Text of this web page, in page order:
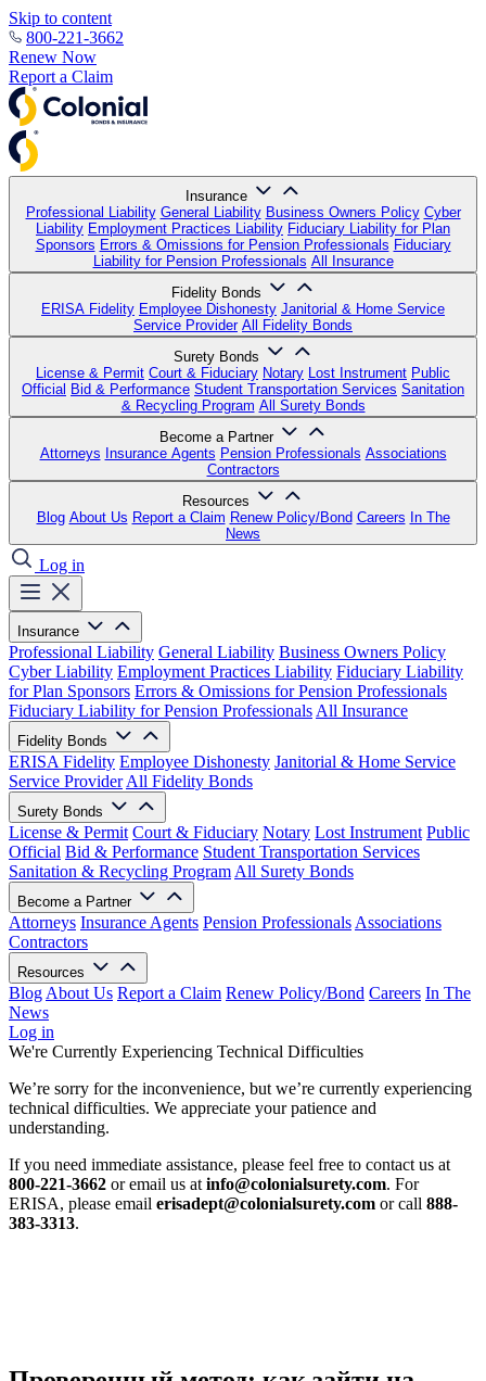
Skip to content
800-221-3662
Renew Now
Report a Claim
Insurance
Professional Liability General Liability Business Owners Policy Cyber
Liability Employment Practices Liability Fiduciary Liability for Plan
Sponsors Errors & Omissions for Pension Professionals Fiduciary
Liability for Pension Professionals All Insurance
Fidelity Bonds
ERISA Fidelity Employee Dishonesty Janitorial & Home Service
Service Provider All Fidelity Bonds
Surety Bonds
License & Permit Court & Fiduciary Notary Lost Instrument Public
Official Bid & Performance Student Transportation Services Sanitation
& Recycling Program All Surety Bonds
Become a Partner
Attorneys Insurance Agents Pension Professionals Associations
Contractors
Resources
Blog About Us Report a Claim Renew Policy/Bond Careers In The
News
Log in
Insurance
Professional Liability General Liability Business Owners Policy
Cyber Liability Employment Practices Liability Fiduciary Liability
for Plan Sponsors Errors & Omissions for Pension Professionals
Fiduciary Liability for Pension Professionals All Insurance
Fidelity Bonds
ERISA Fidelity Employee Dishonesty Janitorial & Home Service
Service Provider All Fidelity Bonds
Surety Bonds
License & Permit Court & Fiduciary Notary Lost Instrument Public
Official Bid & Performance Student Transportation Services
Sanitation & Recycling Program All Surety Bonds
Become a Partner
Attorneys Insurance Agents Pension Professionals Associations
Contractors
Resources
Blog About Us Report a Claim Renew Policy/Bond Careers In The
News
Log in
We're Currently Experiencing Technical Difficulties
We’re sorry for the inconvenience, but we’re currently experiencing
technical difficulties. We appreciate your patience and
understanding.
If you need immediate assistance, please feel free to contact us at
800-221-3662 or email us at info@colonialsurety.com. For
ERISA, please email erisadept@colonialsurety.com or call 888-
383-3313.